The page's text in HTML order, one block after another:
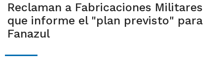
Reclaman a Fabricaciones Militares
que informe el "plan previsto" para
Fanazul